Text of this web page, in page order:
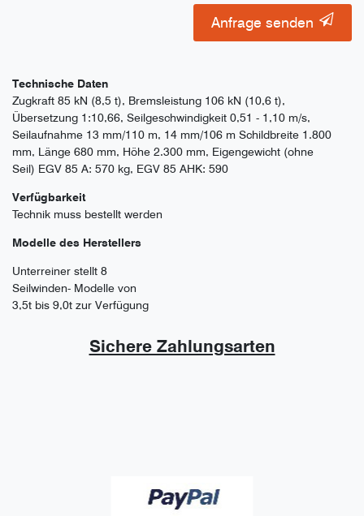
Anfrage senden
Technische Daten
Zugkraft 85 kN (8,5 t), Bremsleistung 106 kN (10,6 t),
Übersetzung 1:10,66, Seilgeschwindigkeit 0,51 - 1,10 m/s,
Seilaufnahme 13 mm/110 m, 14 mm/106 m Schildbreite 1.800
mm, Länge 680 mm, Höhe 2.300 mm, Eigengewicht (ohne
Seil) EGV 85 A: 570 kg, EGV 85 AHK: 590
Verfügbarkeit
Technik muss bestellt werden
Modelle des Herstellers
Unterreiner stellt 8
Seilwinden- Modelle von
3,5t bis 9,0t zur Verfügung
Sichere Zahlungsarten